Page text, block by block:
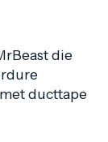
die
ducttape